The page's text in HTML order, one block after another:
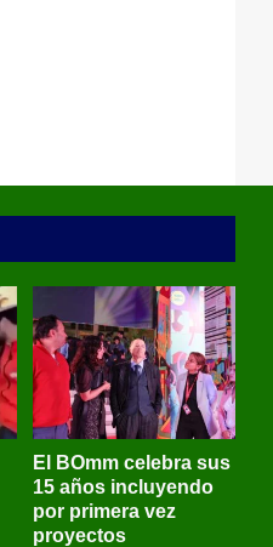
El BOmm celebra sus
15 años incluyendo
por primera vez
proyectos